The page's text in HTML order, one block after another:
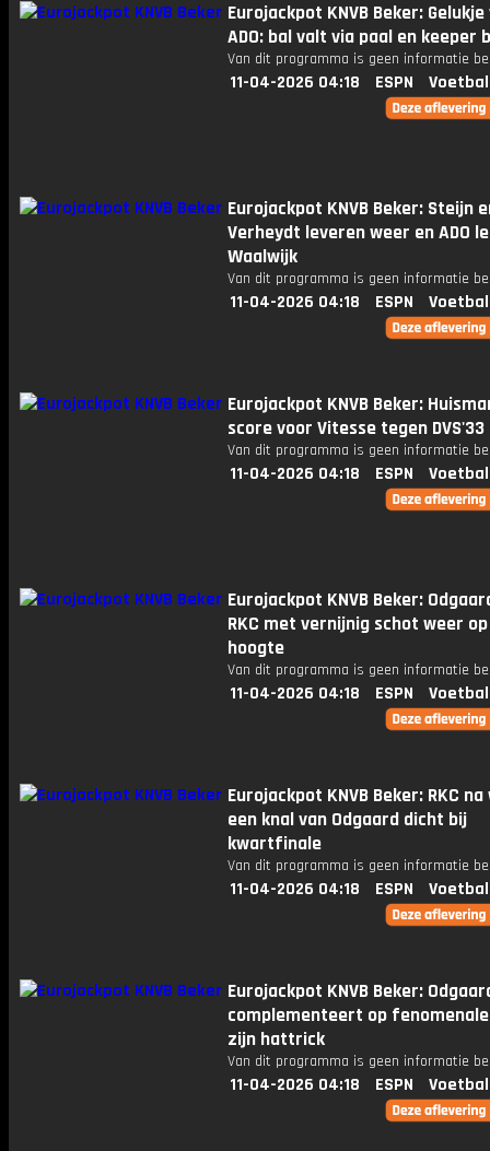
Eurojackpot KNVB Beker:
ADO: bal valt via paal en keeper
Van dit programma is geen informatie
11-04-2026 04:18 ESPN
Eurojackpot KNVB Beker: Steijn
Verheydt leveren weer en ADO
Waalwijk
Van dit programma is geen informatie
11-04-2026 04:18 ESPN
Eurojackpot KNVB Beker:
score voor Vitesse tegen DVS'33
Van dit programma is geen informatie
11-04-2026 04:18 ESPN
Eurojackpot KNVB Beker:
RKC met vernijnig schot weer
hoogte
Van dit programma is geen informatie
11-04-2026 04:18 ESPN
Eurojackpot KNVB Beker: RKC
een knal van Odgaard dicht bij
kwartfinale
Van dit programma is geen informatie
11-04-2026 04:18 ESPN
Eurojackpot KNVB Beker:
complementeert op
zijn hattrick
Van dit programma is geen informatie
11-04-2026 04:18 ESPN